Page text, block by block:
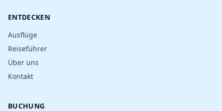
ENTDECKEN
Ausflüge
Reiseführer
Über uns
Kontakt
BUCHUNG